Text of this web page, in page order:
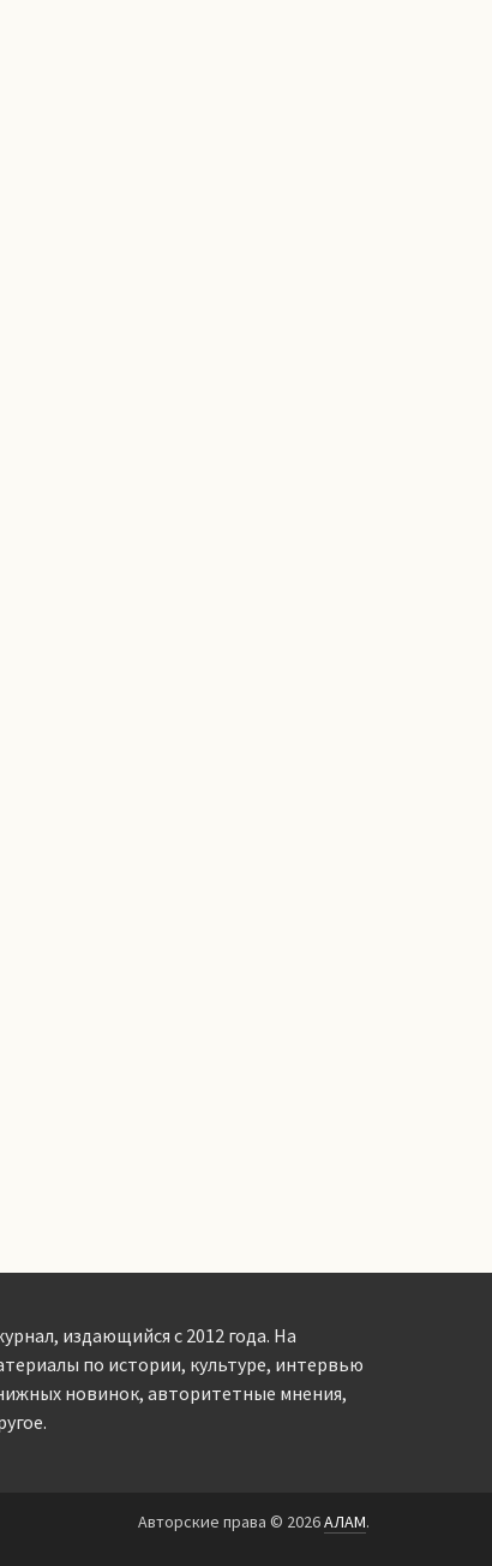
издающийся с 2012 года. На
по истории, культуре, интервью
новинок, авторитетные мнения,
Авторские права © 2026АЛАМ.